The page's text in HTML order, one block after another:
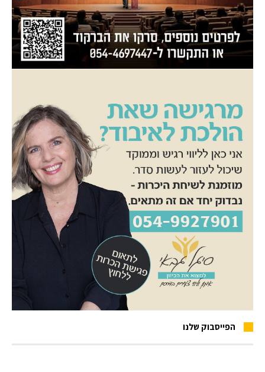
הפייסבוק שלנו